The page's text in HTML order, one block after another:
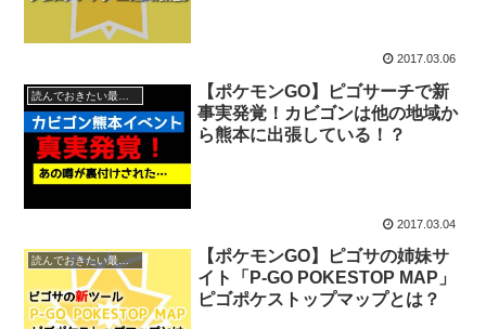
2017.03.06
読んでおきたい最新情報
【ポケモンGO】ピゴサーチで新
事実発覚！カビゴンは他の地域か
ら熊本に出張している！？
2017.03.04
読んでおきたい最新情報
【ポケモンGO】ピゴサの姉妹サ
イト「P-GO POKESTOP MAP」
ピゴポケストップマップとは？